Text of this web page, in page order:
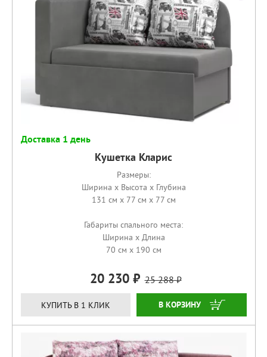
Доставка 1 день
Кушетка Кларис
Размеры:
Ширина x Высота x Глубина
131 см x 77 см x 77 см
Габариты спального места:
Ширина x Длина
70 см x 190 см
20 230 25 288
КУПИТЬ В 1 КЛИК КУПИТЬ